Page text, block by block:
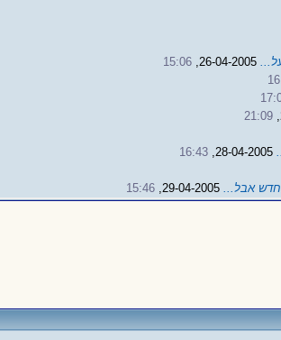
26-04-2005,
15:06
21:09
28-04-2005,
16:43
חדש אבל...29-04-2005,
15:46